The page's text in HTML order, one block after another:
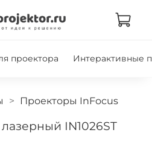
проектора Интерактивные
Проекторы InFocus
IN1026ST